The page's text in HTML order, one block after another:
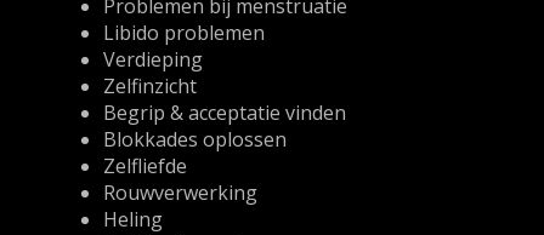
Problemen bij menstruatie
Libido problemen
Verdieping
Zelfinzicht
Begrip & acceptatie vinden
Blokkades oplossen
Zelfliefde
Rouwverwerking
Heling